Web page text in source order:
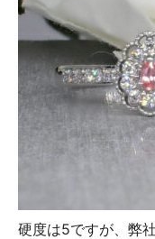
硬度は5ですが、弊